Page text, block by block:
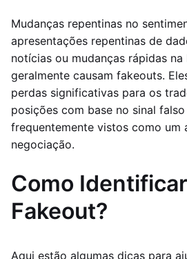
Mudanças repentinas no
apresentações repentinas de
notícias ou mudanças rápidas
geralmente causam fakeouts.
perdas significativas para os
posições com base no sinal falso
frequentemente vistos como um
negociação.
Como
Fakeout?
Aqui estão algumas dicas para